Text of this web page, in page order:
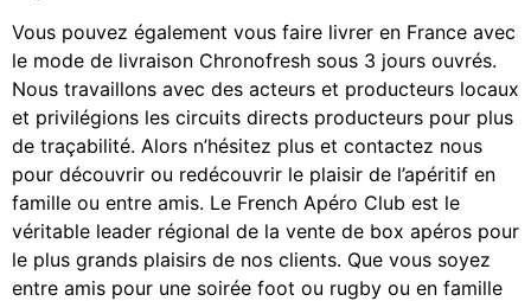
Vous pouvez également vous faire livrer en France avec
le mode de livraison Chronofresh sous 3 jours ouvrés.
Nous travaillons avec des acteurs et producteurs locaux
et privilégions les circuits directs producteurs pour plus
de traçabilité. Alors n’hésitez plus et contactez nous
pour découvrir ou redécouvrir le plaisir de l’apéritif en
famille ou entre amis. Le French Apéro Club est le
véritable leader régional de la vente de box apéros pour
le plus grands plaisirs de nos clients. Que vous soyez
entre amis pour une soirée foot ou rugby ou en famille